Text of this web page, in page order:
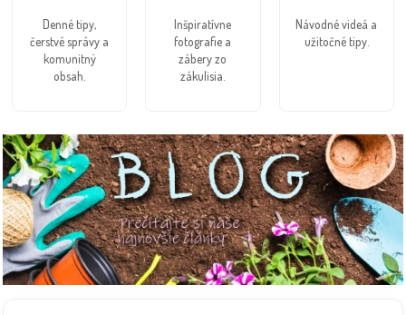
Denné tipy,
čerstvé správy a
komunitný
obsah.
Inšpiratívne
fotografie a
zábery zo
zákulisia.
Návodné videá a
užitočné tipy.